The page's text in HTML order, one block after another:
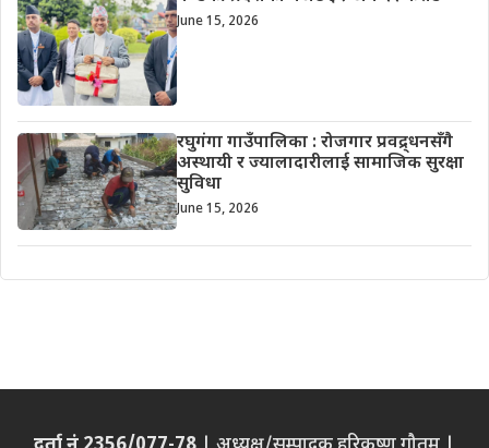
June 15, 2026
रघुगंगा गाउँपालिका : रोजगार प्रवद्र्धनसँगै
अस्थायी र ज्यालादारीलाई सामाजिक सुरक्षा
सुविधा
June 15, 2026